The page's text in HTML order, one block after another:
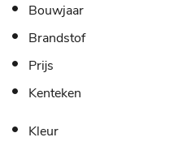
Bouwjaar
Brandstof
Prijs
Kenteken
Kleur